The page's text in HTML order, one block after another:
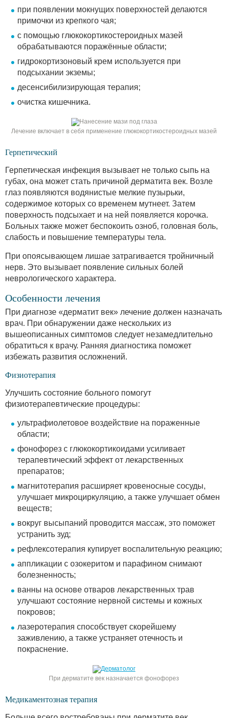
при появлении мокнущих поверхностей делаются
примочки из крепкого чая;
с помощью глюкокортикостероидных мазей
обрабатываются поражённые области;
гидрокортизоновый крем используется при
подсыхании экземы;
десенсибилизирующая терапия;
очистка кишечника.
Лечение включает в себя применение глюкокортикостероидных мазей
Герпетический
Герпетическая инфекция вызывает не только сыпь на
губах, она может стать причиной дерматита век. Возле
глаз появляются водянистые мелкие пузырьки,
содержимое которых со временем мутнеет. Затем
поверхность подсыхает и на ней появляется корочка.
Больных также может беспокоить озноб, головная боль,
слабость и повышение температуры тела.
При опоясывающем лишае затрагивается тройничный
нерв. Это вызывает появление сильных болей
неврологического характера.
Особенности лечения
При диагнозе «дерматит век» лечение должен назначать
врач. При обнаружении даже нескольких из
вышеописанных симптомов следует незамедлительно
обратиться к врачу. Ранняя диагностика поможет
избежать развития осложнений.
Физиотерапия
Улучшить состояние больного помогут
физиотерапевтические процедуры:
ультрафиолетовое воздействие на пораженные
области;
фонофорез с глюкокортикоидами усиливает
терапевтический эффект от лекарственных
препаратов;
магнитотерапия расширяет кровеносные сосуды,
улучшает микроциркуляцию, а также улучшает обмен
веществ;
вокруг высыпаний проводится массаж, это поможет
устранить зуд;
рефлексотерапия купирует воспалительную реакцию;
аппликации с озокеритом и парафином снимают
болезненность;
ванны на основе отваров лекарственных трав
улучшают состояние нервной системы и кожных
покровов;
лазеротерапия способствует скорейшему
заживлению, а также устраняет отечность и
покраснение.
При дерматите век назначается фонофорез
Медикаментозная терапия